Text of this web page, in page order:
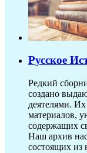
Русское
Редкий
создано
деятелями.
материалов,
содержащих
Наш архив
состоящих из